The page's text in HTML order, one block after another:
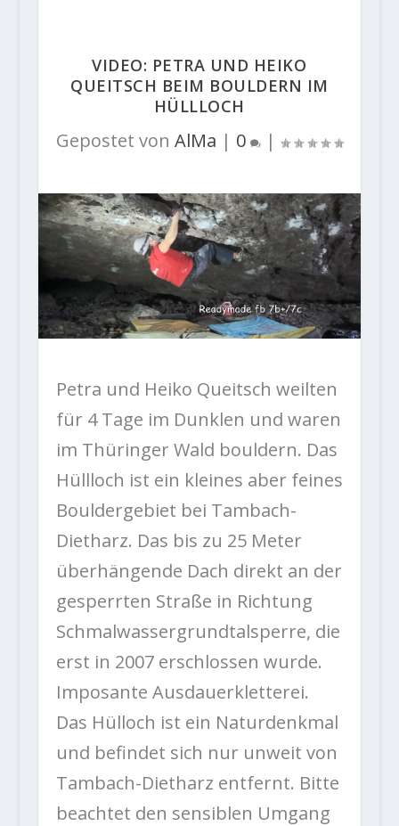
VIDEO: PETRA UND HEIKO
QUEITSCH BEIM BOULDERN IM
HÜLLLOCH
Gepostet von AlMa | 0 |
Petra und Heiko Queitsch weilten
für 4 Tage im Dunklen und waren
im Thüringer Wald bouldern. Das
Hüllloch ist ein kleines aber feines
Bouldergebiet bei Tambach-
Dietharz. Das bis zu 25 Meter
überhängende Dach direkt an der
gesperrten Straße in Richtung
Schmalwassergrundtalsperre, die
erst in 2007 erschlossen wurde.
Imposante Ausdauerkletterei.
Das Hülloch ist ein Naturdenkmal
und befindet sich nur unweit von
Tambach-Dietharz entfernt. Bitte
beachtet den sensiblen Umgang